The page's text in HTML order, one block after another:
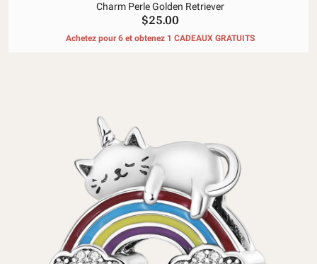
Charm Perle Golden Retriever
$25.00
Achetez pour 6 et obtenez 1 CADEAUX GRATUITS